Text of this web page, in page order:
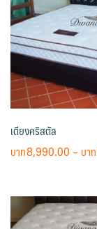
เตียงคริสตัล
8,990.00–
multiple